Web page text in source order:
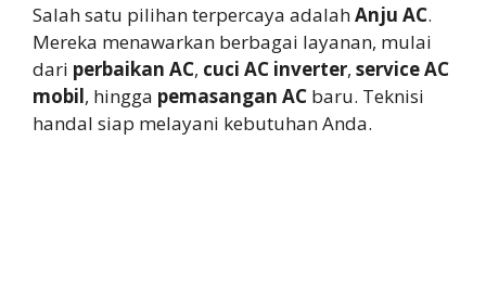
Salah satu pilihan terpercaya adalahAnju AC.
Mereka menawarkan berbagai layanan, mulai
dari perbaikan AC, cuci AC inverter, service AC
mobil, hingga pemasangan AC baru. Teknisi
handal siap melayani kebutuhan Anda.